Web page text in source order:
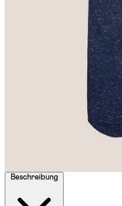
Beschreibung